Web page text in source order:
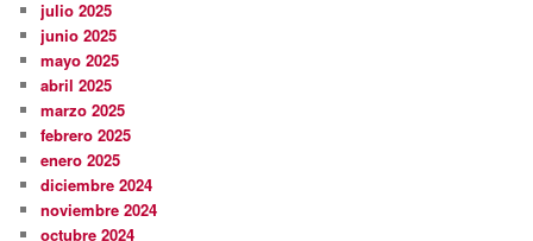
julio 2025
junio 2025
mayo 2025
abril 2025
marzo 2025
febrero 2025
enero 2025
diciembre 2024
noviembre 2024
octubre 2024